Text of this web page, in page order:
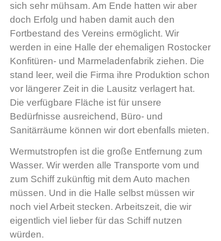
sich sehr mühsam. Am Ende hatten wir aber
doch Erfolg und haben damit auch den
Fortbestand des Vereins ermöglicht. Wir
werden in eine Halle der ehemaligen Rostocker
Konfitüren- und Marmeladenfabrik ziehen. Die
stand leer, weil die Firma ihre Produktion schon
vor längerer Zeit in die Lausitz verlagert hat.
Die verfügbare Fläche ist für unsere
Bedürfnisse ausreichend, Büro- und
Sanitärräume können wir dort ebenfalls mieten.
Wermutstropfen ist die große Entfernung zum
Wasser. Wir werden alle Transporte vom und
zum Schiff zukünftig mit dem Auto machen
müssen. Und in die Halle selbst müssen wir
noch viel Arbeit stecken. Arbeitszeit, die wir
eigentlich viel lieber für das Schiff nutzen
würden.